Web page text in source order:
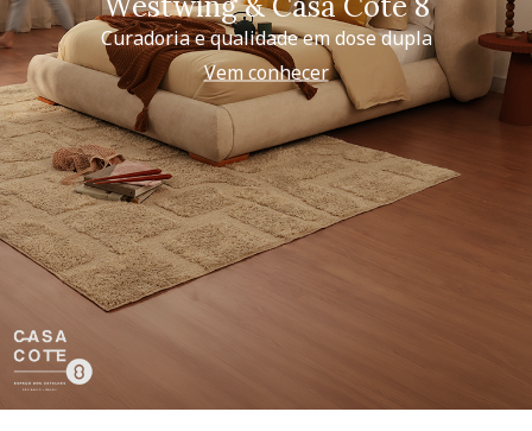
Curadoria e qualidade em dose dupla
Vem conhecer